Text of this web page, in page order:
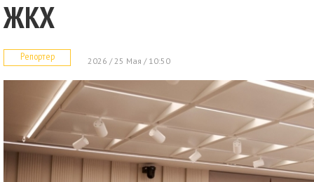
ЖКХ
Репортер 2026 / 25 Мая / 10:50